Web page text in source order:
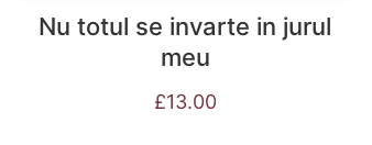
Nu totul se invarte in jurul
meu
£13.00